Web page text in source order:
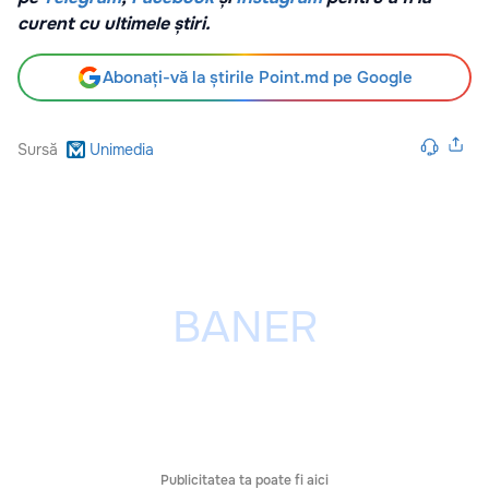
curent cu ultimele știri.
Abonați-vă la știrile Point.md pe Google
Sursă Unimedia
Publicitatea ta poate fi aici